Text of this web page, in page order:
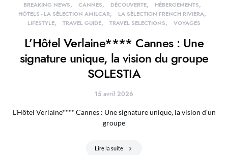
BREAKING NEWS
CANNES DÉCOUVERTE
HÉBERGEMENTS
HÔTELS - LA SÉLECTION AMILCAR
LA SÉLECTION FRENCH RIVIERA
LIFESTYLE
TRAVEL GUIDE TRAVEL SELECTIONS VOYAGES
L’Hôtel Verlaine**** Cannes : Une
signature unique, la vision du groupe
SOLESTIA
15 avril 2026
L’Hôtel Verlaine**** Cannes : Une signature unique, la vision d’un
groupe
Lire la suite